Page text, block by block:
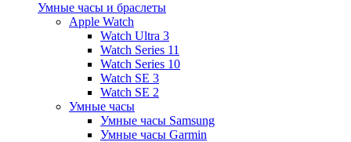
Умные часы и браслеты
Apple Watch
Watch Ultra 3
Watch Series 11
Watch Series 10
Watch SE 3
Watch SE 2
Умные часы
Умные часы Samsung
Умные часы Garmin